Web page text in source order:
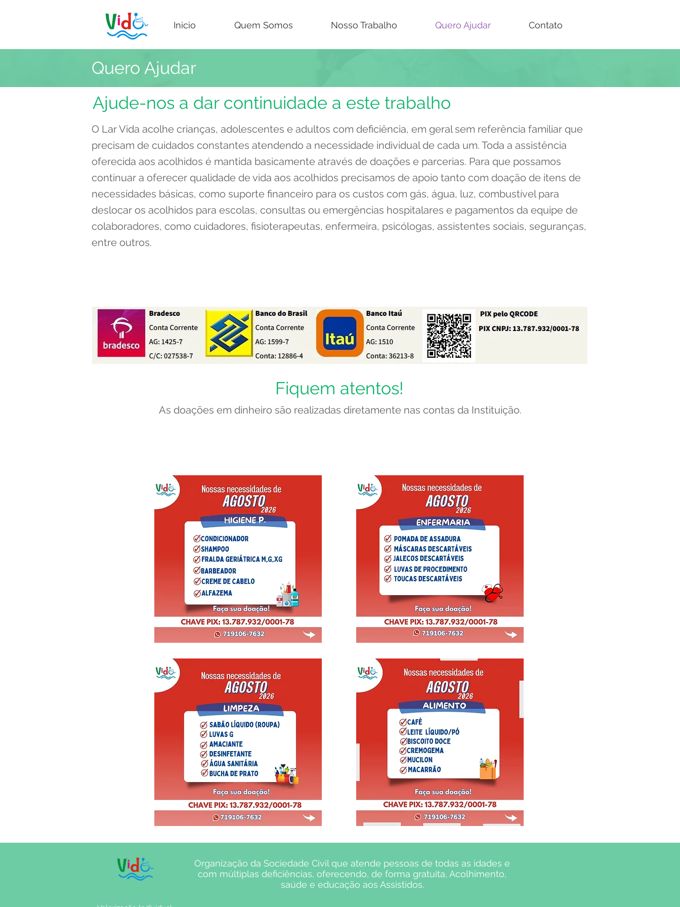
Inicio Quem Somos Nosso Trabalho Quero Ajudar Contato
Quero Ajudar
Ajude-nos a dar continuidade a este trabalho
O Lar Vida acolhe crianças, adolescentes e adultos com deficiência, em geral sem referência familiar que
precisam de cuidados constantes atendendo a necessidade individual de cada um. Toda a assistência
oferecida aos acolhidos é mantida basicamente através de doações e parcerias. Para que possamos
continuar a oferecer qualidade de vida aos acolhidos precisamos de apoio tanto com doação de itens de
necessidades básicas, como suporte financeiro para os custos com gás, água, luz, combustível para
deslocar os acolhidos para escolas, consultas ou emergências hospitalares e pagamentos da equipe de
colaboradores, como cuidadores, fisioterapeutas, enfermeira, psicólogas, assistentes sociais, seguranças,
entre outros.
Fiquem atentos!
As doações em dinheiro são realizadas diretamente nas contas da Instituição.
Organização da Sociedade Civil que atende pessoas de todas as idades e
com múltiplas deficiências, oferecendo, de forma gratuita, Acolhimento,
saúde e educação aos Assistidos.